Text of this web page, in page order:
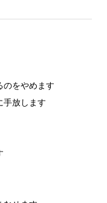
のをやめます
手放します